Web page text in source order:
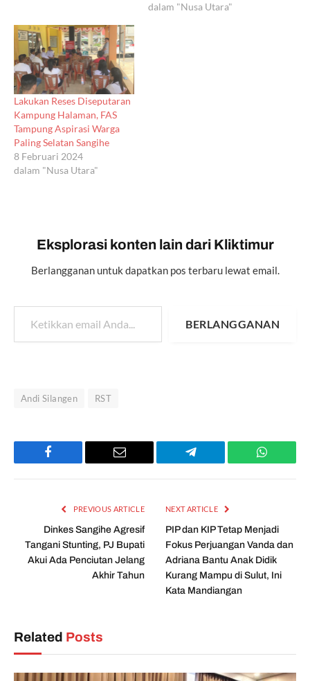
dalam "Nusa Utara"
Lakukan Reses Diseputaran
Kampung Halaman, FAS
Tampung Aspirasi Warga
Paling Selatan Sangihe
8 Februari 2024
dalam "Nusa Utara"
Eksplorasi konten lain dari Kliktimur
Berlangganan untuk dapatkan pos terbaru lewat email.
Ketikkan email Anda...
BERLANGGANAN
Andi Silangen RST
Facebook Email Telegram
PREVIOUS ARTICLE
Dinkes Sangihe Agresif
Tangani Stunting, PJ Bupati
Akui Ada Penciutan Jelang
Akhir Tahun
NEXT ARTICLE
PIP dan KIP Tetap Menjadi
Fokus Perjuangan Vanda dan
Adriana Bantu Anak Didik
Kurang Mampu di Sulut, Ini
Kata Mandiangan
Related Posts